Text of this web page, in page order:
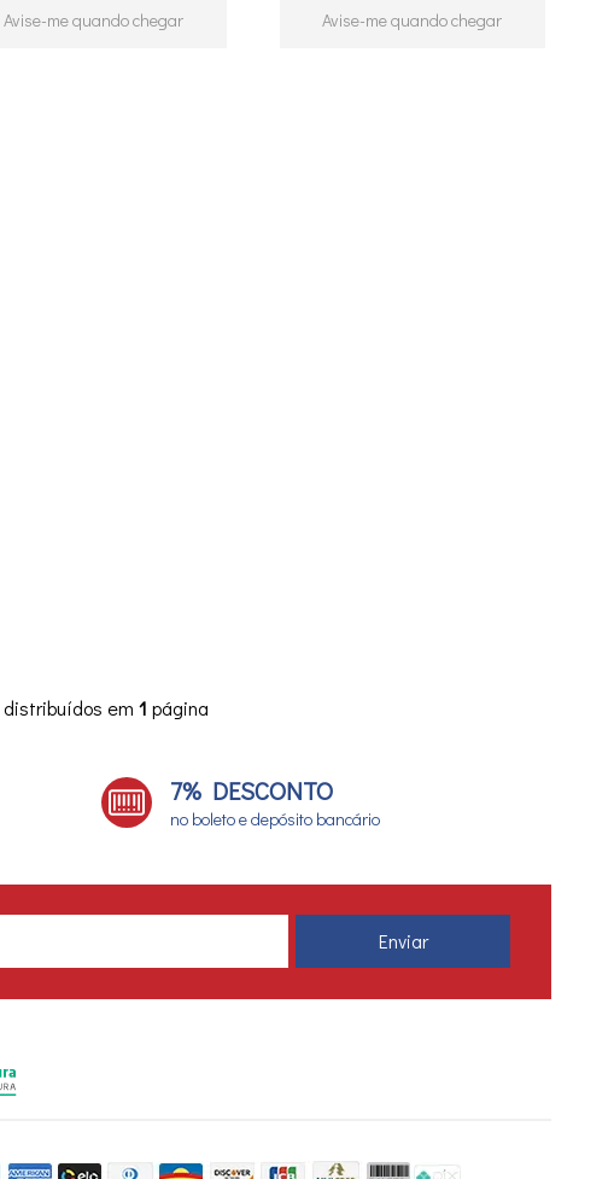
Avise-me quando chegar Avise-me quando chegar
distribuídos em1 página
7% DESCONTO
no boleto e depósito bancário